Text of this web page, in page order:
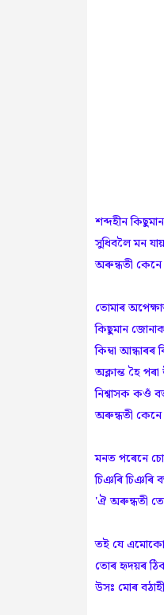
শব্দহীন
সুধিবলৈ মন
অৰুন্ধতী
তোমাৰ
কিছুমান
কিম্বা আন্ধাৰৰ
অক্লান্ত হৈ
নিশ্বাসক কওঁ
অৰুন্ধতী
মনত পৰেনে
চিঞৰি চিঞৰি
'ঐ অৰুন্ধতী
তই যে
তোৰ হৃদয়ৰ
উসঃ মোৰ